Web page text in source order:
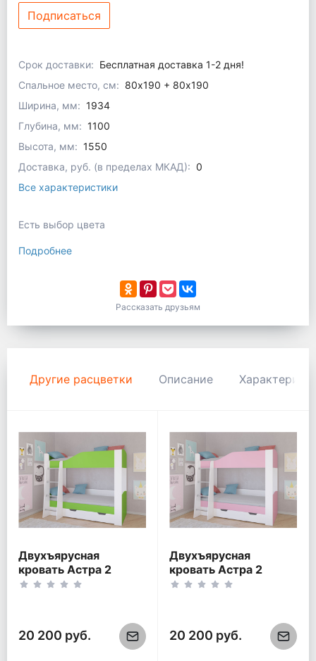
Подписаться
Срок доставки: Бесплатная доставка 1-2 дня!
Спальное место, см: 80x190 + 80х190
Ширина, мм: 1934
Глубина, мм: 1100
Высота, мм: 1550
Доставка, руб. (в пределах МКАД): 0
Все характеристики
Есть выбор цвета
Подробнее
Рассказать друзьям
Другие расцветки Описание
Двухъярусная
кровать Астра 2
Белый/Салатовый
20 200 руб.
Двухъярусная
кровать Астра 2
Белый/Розовый
20 200 руб.